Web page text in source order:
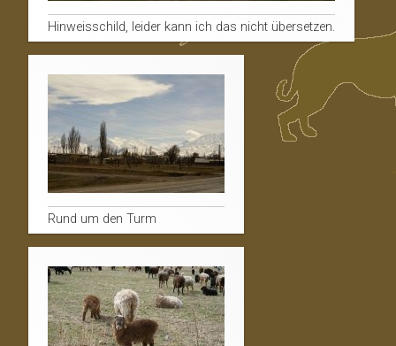
Hinweisschild, leider kann ich das nicht übersetzen.
Rund um den Turm